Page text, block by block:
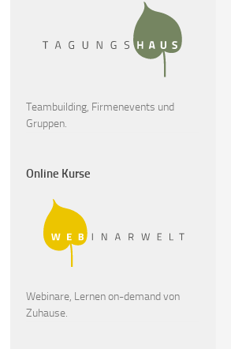
Teambuilding, Firmenevents und
Gruppen.
Online Kurse
Webinare, Lernen on-demand von
Zuhause.